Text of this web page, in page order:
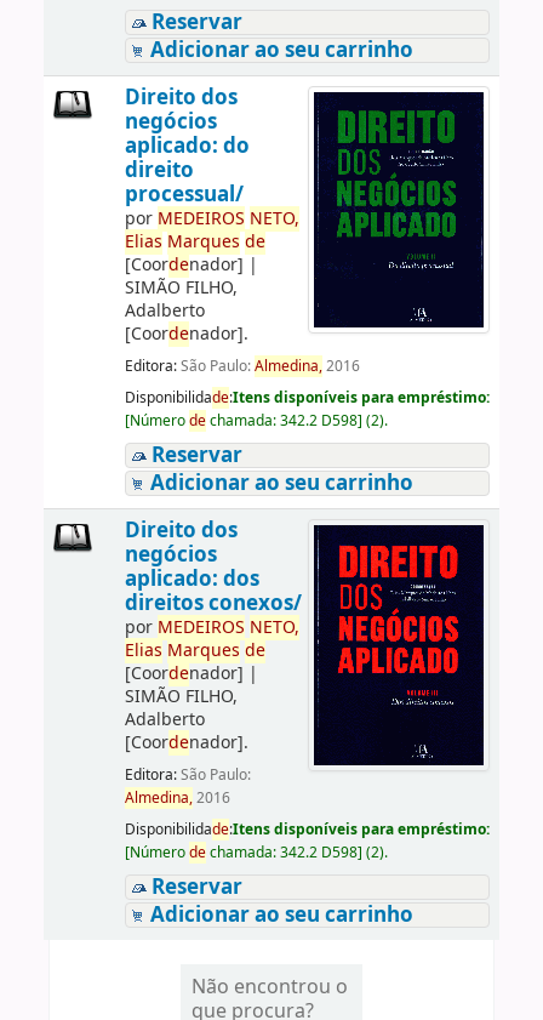
Reservar
Adicionar ao seu carrinho
Direito dos
negócios
aplicado: do
direito
processual/
por MEDEIROS NETO,
Elias Marques de
[Coordenador] |
SIMÃO FILHO,
Adalberto
[Coordenador].
Editora:São Paulo:Almedina,2016
Disponibilidade:Itens disponíveis para empréstimo:
[Númerodechamada:342.2 D598] (2).
Reservar
Adicionar ao seu carrinho
Direito dos
negócios
aplicado: dos
direitos conexos/
por MEDEIROS NETO,
Elias Marques de
[Coordenador] |
SIMÃO FILHO,
Adalberto
[Coordenador].
Editora:São Paulo:
Almedina,2016
Disponibilidade:Itens disponíveis para empréstimo:
[Númerodechamada:342.2 D598] (2).
Reservar
Adicionar ao seu carrinho
Não encontrou o
que procura?